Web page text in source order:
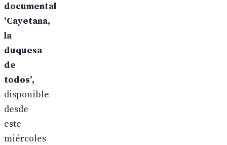
documental
‘Cayetana,
la
duquesa
de
todos’,
disponible
desde
este
miércoles